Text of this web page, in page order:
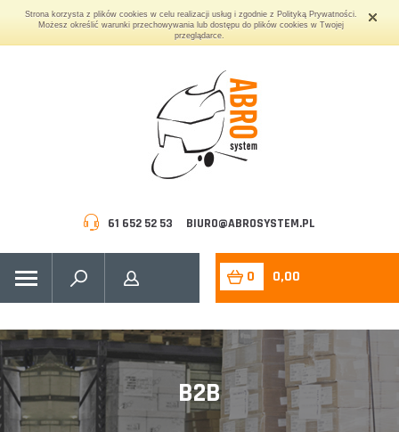
Strona korzysta z plików cookies w celu realizacji usług i zgodnie z Polityką Prywatności.
Możesz określić warunki przechowywania lub dostępu do plików cookies w Twojej
przeglądarce.
61 652 52 53 BIURO@ABROSYSTEM.PL
0 0,00
B2B